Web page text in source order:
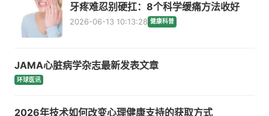
牙疼难忍别硬扛：8个科学缓痛方法收好
2026-06-13 10:13:28 健康科普
JAMA心脏病学杂志最新发表文章
环球医讯
2026年技术如何改变心理健康支持的获取方式